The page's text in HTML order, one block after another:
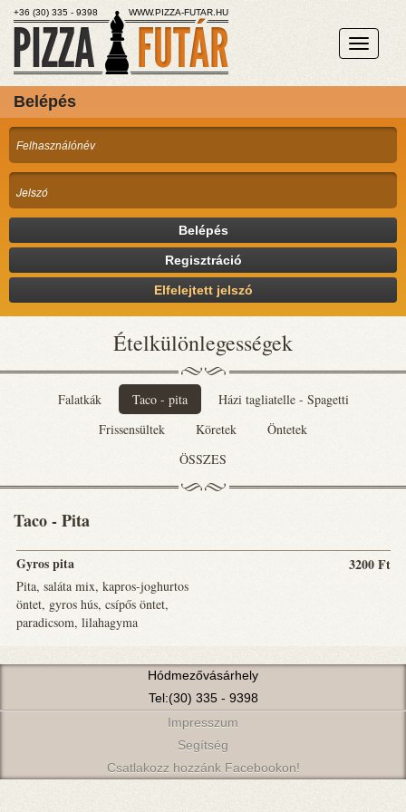
+36 (30) 335 - 9398 WWW.PIZZA-FUTAR.HU
Belépés
Belépés
Regisztráció
Elfelejtett jelszó
Ételkülönlegességek
Falatkák Taco - pita
Házi tagliatelle - Spagetti
Frissensültek
Köretek
Öntetek
ÖSSZES
Taco - Pita
Gyros pita
Pita, saláta mix, kapros-joghurtos
öntet, gyros hús, csípős öntet,
paradicsom, lilahagyma
3200 Ft
Hódmezővásárhely
Tel:(30) 335 - 9398
Impresszum
Segítség
Csatlakozz hozzánk Facebookon!